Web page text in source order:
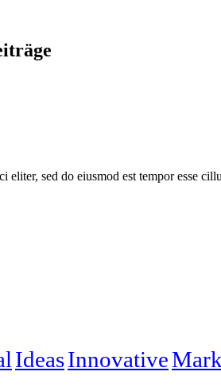
eliter, sed do eiusmod est tempor esse
IdeasInnovative